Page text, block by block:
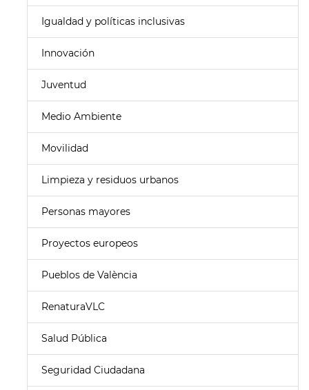
Igualdad y políticas inclusivas
Innovación
Juventud
Medio Ambiente
Movilidad
Limpieza y residuos urbanos
Personas mayores
Proyectos europeos
Pueblos de València
RenaturaVLC
Salud Pública
Seguridad Ciudadana